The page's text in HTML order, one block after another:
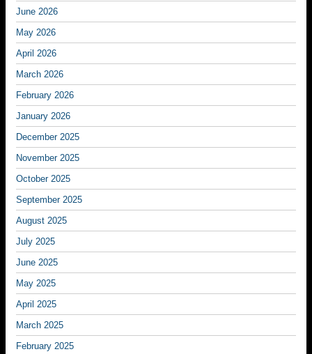
June 2026
May 2026
April 2026
March 2026
February 2026
January 2026
December 2025
November 2025
October 2025
September 2025
August 2025
July 2025
June 2025
May 2025
April 2025
March 2025
February 2025